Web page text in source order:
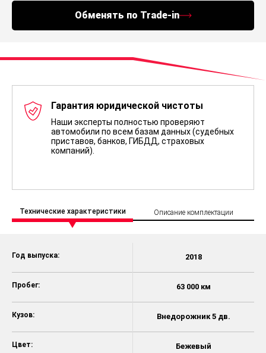
Обменять по Trade-in
Гарантия юридической чистоты
Наши эксперты полностью проверяют
автомобили по всем базам данных (судебных
приставов, банков, ГИБДД, страховых
компаний).
Технические характеристики Описание комплектации
Год выпуска:
Пробег:
Кузов:
Цвет:
2018
63 000 км
Внедорожник 5 дв.
Бежевый